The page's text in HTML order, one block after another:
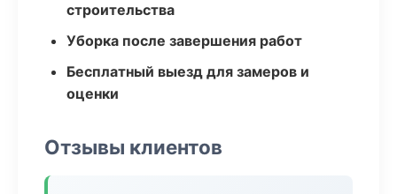
строительства
Уборка после завершения работ
Бесплатный выезд для замеров и
оценки
Отзывы клиентов